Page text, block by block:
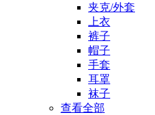
夹克/外套
上衣
裤子
帽子
手套
耳罩
袜子
查看全部